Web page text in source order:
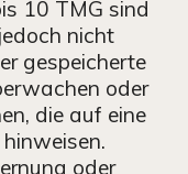
10 TMG sind
nicht
gespeicherte
oder
die auf eine
oder